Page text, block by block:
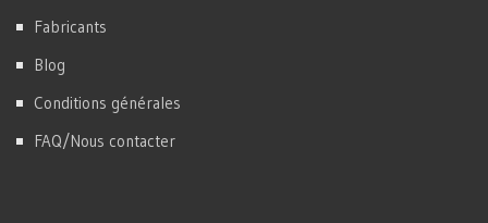
Fabricants
Blog
Conditions générales
FAQ/Nous contacter